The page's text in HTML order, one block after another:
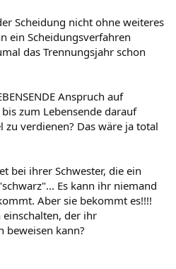
Scheidung nicht ohne weiteres
ein Scheidungsverfahren
das Trennungsjahr schon
Anspruch auf
zum Lebensende darauf
zu verdienen? Das wäre ja total
bei ihrer Schwester, die ein
Es kann ihr niemand
Aber sie bekommt es!!!!
einschalten, der ihr
beweisen kann?